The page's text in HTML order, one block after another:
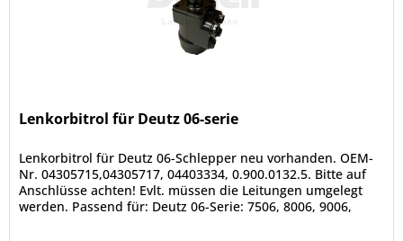
Lenkorbitrol für Deutz 06-serie
Lenkorbitrol für Deutz 06-Schlepper neu vorhanden. OEM-
Nr. 04305715,04305717, 04403334, 0.900.0132.5. Bitte auf
Anschlüsse achten! Evlt. müssen die Leitungen umgelegt
werden. Passend für: Deutz 06-Serie: 7506, 8006, 9006,